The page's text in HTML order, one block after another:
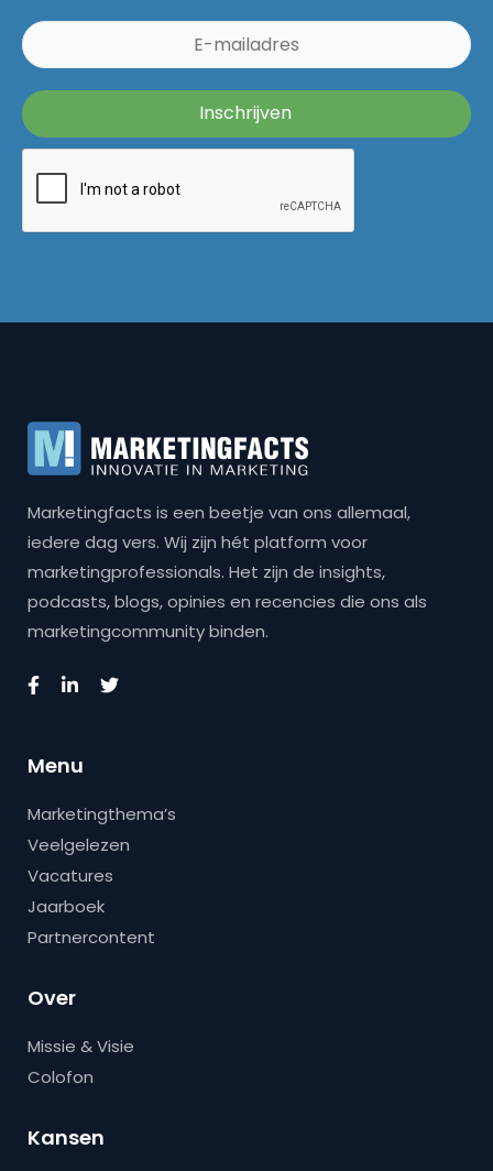
Marketingfacts is een beetje van ons allemaal,
iedere dag vers. Wij zijn hét platform voor
marketingprofessionals. Het zijn de insights,
podcasts, blogs, opinies en recencies die ons als
marketingcommunity binden.
Menu
Marketingthema’s
Veelgelezen
Vacatures
Jaarboek
Partnercontent
Over
Missie & Visie
Colofon
Kansen